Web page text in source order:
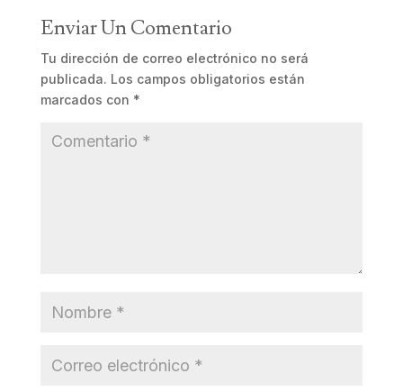
Enviar Un Comentario
Tu dirección de correo electrónico no será
publicada. Los campos obligatorios están
marcados con *